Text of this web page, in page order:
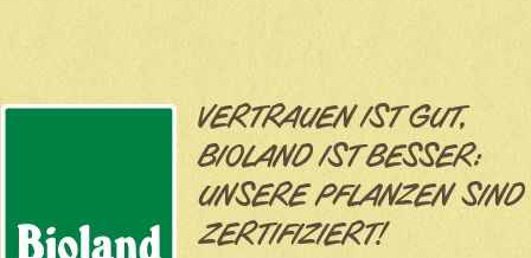
VERTRAUEN IST GUT,
BIOLAND IST BESSER:
UNSERE PFLANZEN SIND
ZERTIFIZIERT!